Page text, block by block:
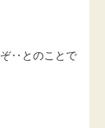
ぞ‥とのことで